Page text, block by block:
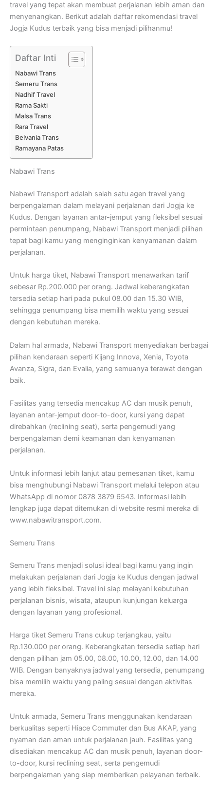
travel yang tepat akan membuat perjalanan lebih aman dan
menyenangkan. Berikut adalah daftar rekomendasi travel
Jogja Kudus terbaik yang bisa menjadi pilihanmu!
Daftar Inti
Nabawi Trans
Semeru Trans
Nadhif Travel
Rama Sakti
Malsa Trans
Rara Travel
Belvania Trans
Ramayana Patas
Nabawi Trans
Nabawi Transport adalah salah satu agen travel yang
berpengalaman dalam melayani perjalanan dari Jogja ke
Kudus. Dengan layanan antar-jemput yang fleksibel sesuai
permintaan penumpang, Nabawi Transport menjadi pilihan
tepat bagi kamu yang menginginkan kenyamanan dalam
perjalanan.
Untuk harga tiket, Nabawi Transport menawarkan tarif
sebesar Rp.200.000 per orang. Jadwal keberangkatan
tersedia setiap hari pada pukul 08.00 dan 15.30 WIB,
sehingga penumpang bisa memilih waktu yang sesuai
dengan kebutuhan mereka.
Dalam hal armada, Nabawi Transport menyediakan berbagai
pilihan kendaraan seperti Kijang Innova, Xenia, Toyota
Avanza, Sigra, dan Evalia, yang semuanya terawat dengan
baik.
Fasilitas yang tersedia mencakup AC dan musik penuh,
layanan antar-jemput door-to-door, kursi yang dapat
direbahkan (reclining seat), serta pengemudi yang
berpengalaman demi keamanan dan kenyamanan
perjalanan.
Untuk informasi lebih lanjut atau pemesanan tiket, kamu
bisa menghubungi Nabawi Transport melalui telepon atau
WhatsApp di nomor 0878 3879 6543. Informasi lebih
lengkap juga dapat ditemukan di website resmi mereka di
www.nabawitransport.com.
Semeru Trans
Semeru Trans menjadi solusi ideal bagi kamu yang ingin
melakukan perjalanan dari Jogja ke Kudus dengan jadwal
yang lebih fleksibel. Travel ini siap melayani kebutuhan
perjalanan bisnis, wisata, ataupun kunjungan keluarga
dengan layanan yang profesional.
Harga tiket Semeru Trans cukup terjangkau, yaitu
Rp.130.000 per orang. Keberangkatan tersedia setiap hari
dengan pilihan jam 05.00, 08.00, 10.00, 12.00, dan 14.00
WIB. Dengan banyaknya jadwal yang tersedia, penumpang
bisa memilih waktu yang paling sesuai dengan aktivitas
mereka.
Untuk armada, Semeru Trans menggunakan kendaraan
berkualitas seperti Hiace Commuter dan Bus AKAP, yang
nyaman dan aman untuk perjalanan jauh. Fasilitas yang
disediakan mencakup AC dan musik penuh, layanan door-
to-door, kursi reclining seat, serta pengemudi
berpengalaman yang siap memberikan pelayanan terbaik.